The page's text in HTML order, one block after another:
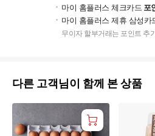
마이 홈플러스 체크카드 포
마이 홈플러스 제휴 삼성카
무이자 할부거래는 포인트 추
다른 고객님이 함께 본 상품